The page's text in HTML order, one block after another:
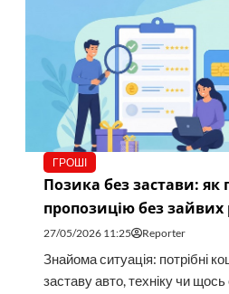
ГРОШІ
Позика без застави: як
пропозицію без зайвих
27/05/2026 11:25 Reporter
Знайома ситуація: потрібні
заставу авто, техніку чи